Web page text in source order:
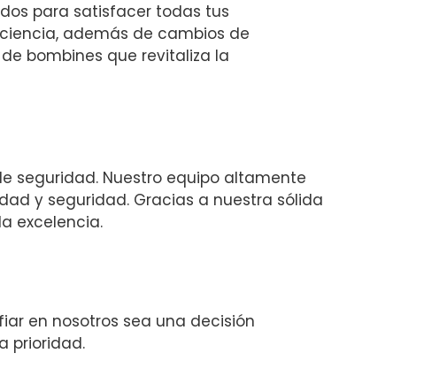
para satisfacer todas tus
además de cambios de
bombines que revitaliza la
seguridad. Nuestro equipo altamente
y seguridad. Gracias a nuestra sólida
excelencia.
en nosotros sea una decisión
prioridad.